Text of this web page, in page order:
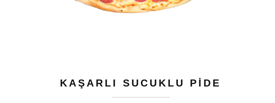
KAŞARLI SUCUKLU PİDE